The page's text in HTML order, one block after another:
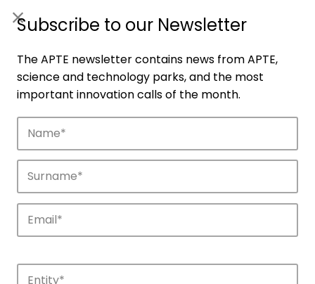
Companies
Discover the companies that drive
Subscribe to our Newsletter
The APTE newsletter contains news from APTE,
science and technology parks, and the most
important innovation calls of the month.